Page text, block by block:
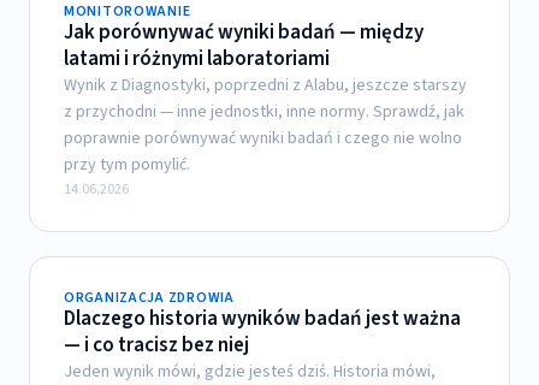
MONITOROWANIE
Jak porównywać wyniki badań — między
latami i różnymi laboratoriami
Wynik z Diagnostyki, poprzedni z Alabu, jeszcze starszy
z przychodni — inne jednostki, inne normy. Sprawdź, jak
poprawnie porównywać wyniki badań i czego nie wolno
przy tym pomylić.
14.06.2026
ORGANIZACJA ZDROWIA
Dlaczego historia wyników badań jest ważna
— i co tracisz bez niej
Jeden wynik mówi, gdzie jesteś dziś. Historia mówi,